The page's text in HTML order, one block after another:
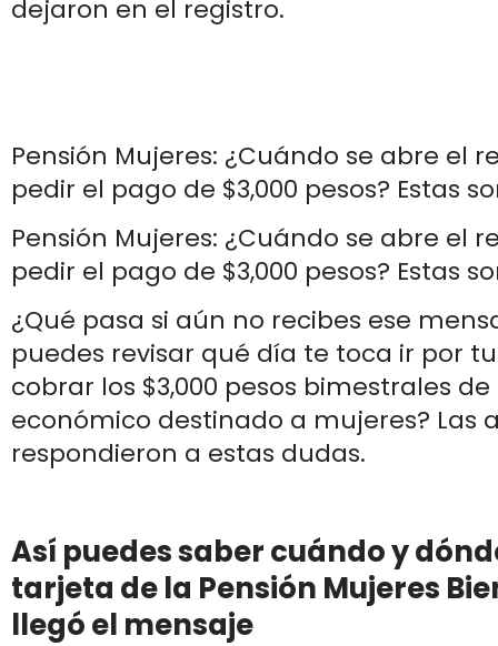
dejaron en el registro.
Pensión Mujeres: ¿Cuándo se abre el
pedir el pago de $3,000 pesos? Estas
Pensión Mujeres: ¿Cuándo se abre el
pedir el pago de $3,000 pesos? Estas
¿Qué pasa si aún no recibes ese
puedes revisar qué día te toca ir por
cobrar los $3,000 pesos bimestrales
económico destinado a mujeres? Las
respondieron a estas dudas.
Así puedes saber cuándo y
tarjeta de la Pensión Mujeres
llegó el mensaje